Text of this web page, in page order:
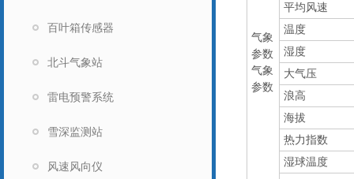
百叶箱传感器
北斗气象站
雷电预警系统
雪深监测站
风速风向仪
气象
参数
气象
参数
平均风速
温度
湿度
大气压
浪高
海拔
热力指数
湿球温度